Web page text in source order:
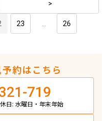
23 ... 26
約はこちら
719
日: 水曜日・年末年始